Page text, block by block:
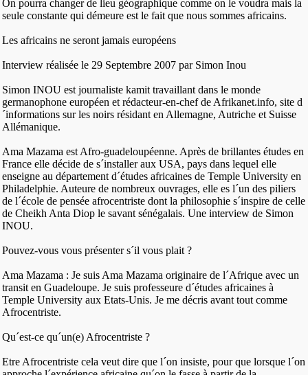
On pourra changer de lieu géographique comme on le voudra mais la
seule constante qui démeure est le fait que nous sommes africains.
Les africains ne seront jamais européens
Interview réalisée le 29 Septembre 2007 par Simon Inou
Simon INOU est journaliste kamit travaillant dans le monde
germanophone européen et rédacteur-en-chef de Afrikanet.info, site d
´informations sur les noirs résidant en Allemagne, Autriche et Suisse
Allémanique.
Ama Mazama est Afro-guadeloupéenne. Après de brillantes études en
France elle décide de s´installer aux USA, pays dans lequel elle
enseigne au département d´études africaines de Temple University en
Philadelphie. Auteure de nombreux ouvrages, elle es l´un des piliers
de l´école de pensée afrocentriste dont la philosophie s´inspire de celle
de Cheikh Anta Diop le savant sénégalais. Une interview de Simon
INOU.
Pouvez-vous vous présenter s´il vous plait ?
Ama Mazama : Je suis Ama Mazama originaire de l´Afrique avec un
transit en Guadeloupe. Je suis professeure d´études africaines à
Temple University aux Etats-Unis. Je me décris avant tout comme
Afrocentriste.
Qu´est-ce qu´un(e) Afrocentriste ?
Etre Afrocentriste cela veut dire que l´on insiste, pour que lorsque l´on